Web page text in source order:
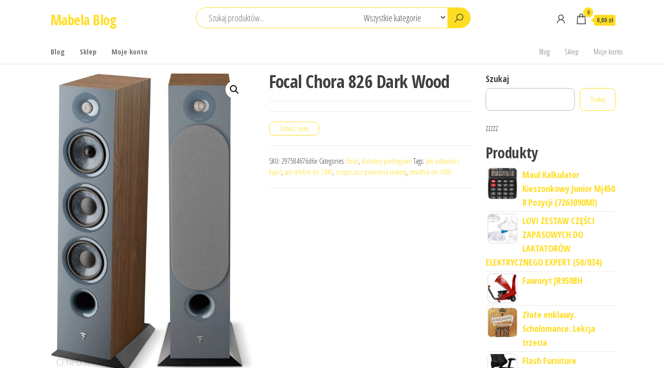
Mabela Blog 0
0,00 zł
Blog Sklep Moje konto Blog Sklep Moje konto
Focal Chora 826 Dark Wood
Zobacz cenę
SKU: 297584676d6e Categories: Focal, Kolumny podłogowe Tags: jaki odkurzacz
kupić, jaki telefon do 1500, oczyszczacz powietrza ranking, smartfon do 1000
Szukaj
Szukaj
zzzzz
Produkty
Maul Kalkulator
Kieszonkowy Junior Mj450
8 Pozycji (7263090Ml)
LOVI ZESTAW CZĘŚCI
ZAPASOWYCH DO
LAKTATORÓW
ELEKTRYCZNEGO EXPERT (50/034)
Faworyt JR950BH
Złote enklawy.
Scholomance. Lekcja
trzecia
Flash Furniture